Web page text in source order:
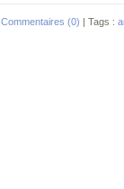
Commentaires (0) | Tags :